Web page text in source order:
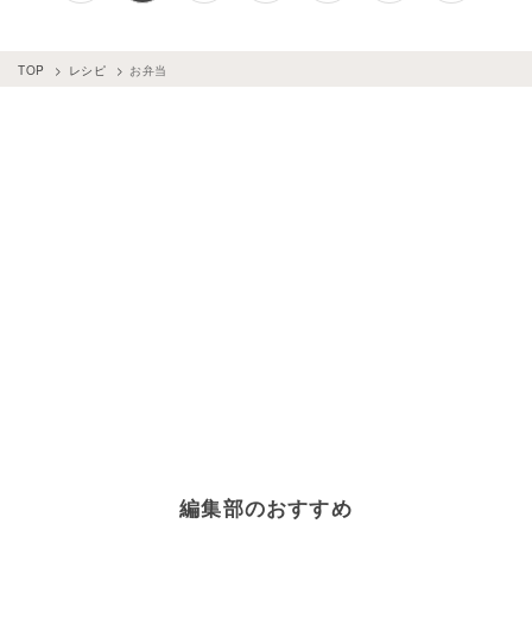
TOP レシピ お弁当
編集部のおすすめ